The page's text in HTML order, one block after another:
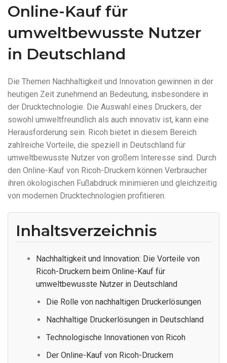
Online-Kauf für
umweltbewusste Nutzer
in Deutschland
Die Themen Nachhaltigkeit und Innovation gewinnen in der
heutigen Zeit zunehmend an Bedeutung, insbesondere in
der Drucktechnologie. Die Auswahl eines Druckers, der
sowohl umweltfreundlich als auch innovativ ist, kann eine
Herausforderung sein. Ricoh bietet in diesem Bereich
zahlreiche Vorteile, die speziell in Deutschland für
umweltbewusste Nutzer von großem Interesse sind. Durch
den Online-Kauf von Ricoh-Druckern können Verbraucher
ihren ökologischen Fußabdruck minimieren und gleichzeitig
von modernen Drucktechnologien profitieren.
Inhaltsverzeichnis
Nachhaltigkeit und Innovation: Die Vorteile von
Ricoh-Druckern beim Online-Kauf für
umweltbewusste Nutzer in Deutschland
Die Rolle von nachhaltigen Druckerlösungen
Nachhaltige Druckerlösungen in Deutschland
Technologische Innovationen von Ricoh
Der Online-Kauf von Ricoh-Druckern